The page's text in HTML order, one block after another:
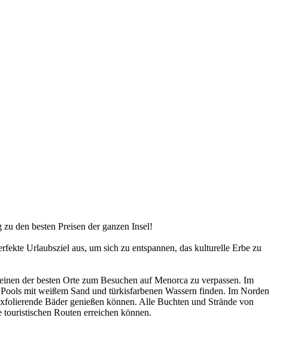
den besten Preisen der ganzen Insel!
Urlaubsziel aus, um sich zu entspannen, das kulturelle Erbe zu
der besten Orte zum Besuchen auf Menorca zu verpassen. Im
mit weißem Sand und türkisfarbenen Wassern finden. Im Norden
Bäder genießen können. Alle Buchten und Strände von
Routen erreichen können.